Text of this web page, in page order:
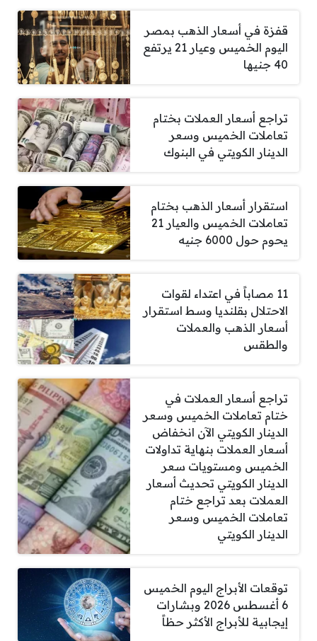
قفزة في أسعار الذهب بمصر
اليوم الخميس وعيار 21 يرتفع
40 جنيها
تراجع أسعار العملات بختام
تعاملات الخميس وسعر
الدينار الكويتي في البنوك
استقرار أسعار الذهب بختام
تعاملات الخميس والعيار 21
يحوم حول 6000 جنيه
11 مصاباً في اعتداء لقوات
الاحتلال بقلنديا وسط استقرار
أسعار الذهب والعملات
والطقس
تراجع أسعار العملات في
ختام تعاملات الخميس وسعر
الدينار الكويتي الآن انخفاض
أسعار العملات بنهاية تداولات
الخميس ومستويات سعر
الدينار الكويتي تحديث أسعار
العملات بعد تراجع ختام
تعاملات الخميس وسعر
الدينار الكويتي
توقعات الأبراج اليوم الخميس
6 أغسطس 2026 وبشارات
إيجابية للأبراج الأكثر حظاً